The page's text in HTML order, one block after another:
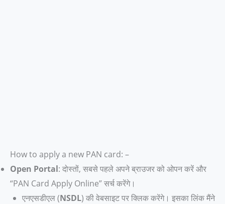
How to apply a new PAN card: –
Open Portal: दोस्तों, सबसे पहले अपने ब्राउजर को ओपन करें और
“PAN Card Apply Online” सर्च करेंगे।
एनएसडीएल (NSDL) की वेबसाइट पर क्लिक करेंगे। इसका लिंक मैंने